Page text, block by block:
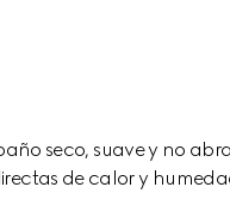
seco, suave y no
de calor y